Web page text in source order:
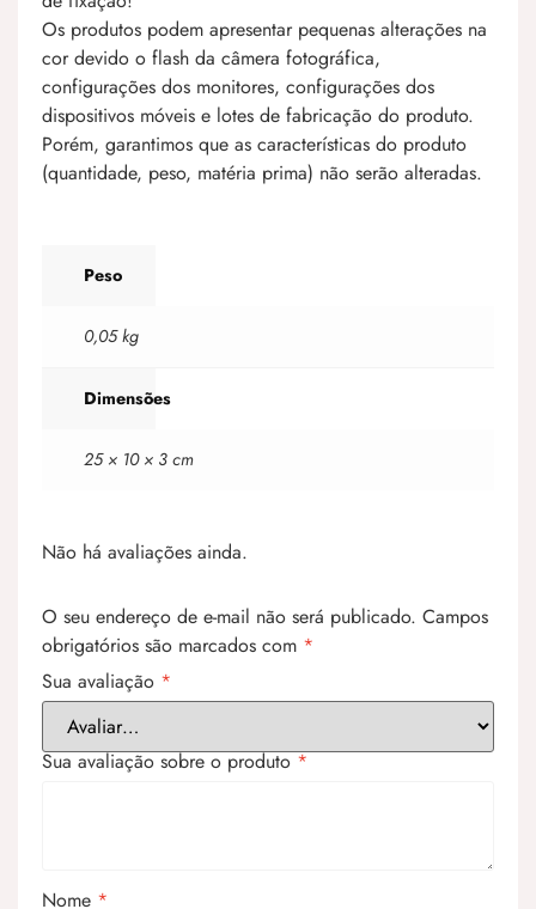
Os produtos podem apresentar pequenas alterações na
cor devido o flash da câmera fotográfica,
configurações dos monitores, configurações dos
dispositivos móveis e lotes de fabricação do produto.
Porém, garantimos que as características do produto
(quantidade, peso, matéria prima) não serão alteradas.
Peso
0,05 kg
Dimensões
25 × 10 × 3 cm
Não há avaliações ainda.
O seu endereço de e-mail não será publicado. Campos
obrigatórios são marcados com *
Sua avaliação *
Sua avaliação sobre o produto*
Nome *